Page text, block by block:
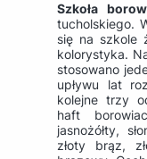
Szkoła
tucholskiego.
się na szkole
kolorystyka.
stosowano
upływu lat
kolejne trzy
haft
jasnożółty,
złoty brąz,